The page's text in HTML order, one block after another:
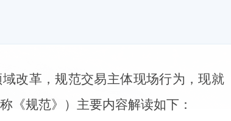
改革，规范交易主体现场行为，现
《规范》）主要内容解读如下：